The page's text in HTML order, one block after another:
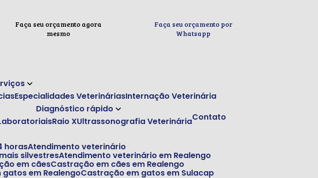
Faça seu orçamento agora
mesmo
Faça seu orçamento por
Whatsapp
Especialidades Veterinárias Internação Veterinária
Diagnóstico rápido
Raio X Ultrassonografia Veterinária Contato
horas Atendimento veterinário
silvestres Atendimento veterinário em Realengo
em cães Castração em cães em Realengo
gatos em Realengo Castração em gatos em Sulacap